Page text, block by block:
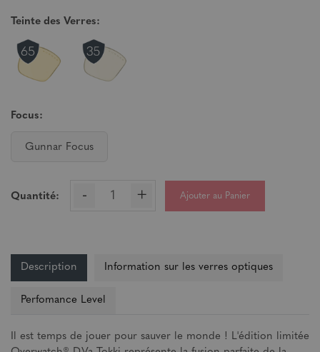
Teinte des Verres:
Focus:
Gunnar Focus
Quantité: - + Ajouter au Panier
Description Information sur les verres optiques
Perfomance Level
Il est temps de jouer pour sauver le monde ! L'édition limitée